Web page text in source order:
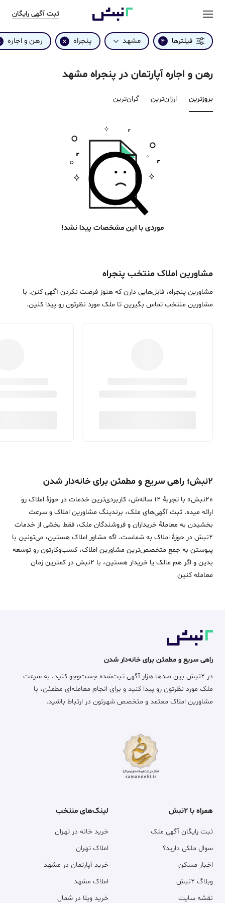
ثبت آگهی رایگان
فیلترها 4 مشهد پنجراه رهن و اجاره
رهن و اجاره آپارتمان در پنجراه مشهد
بروزترین‌ ارزان‌ترین گران‌ترین
موردی با این مشخصات پیدا نشد!
مشاورین املاک منتخب پنجراه
مشاورین پنجراه، فایل‌هایی دارن که هنوز فرصت نکردن آگهی کنن. با
مشاورین منتخب تماس بگیرین تا ملک مورد نظرتون رو پیدا کنین.
۲نبش؛ راهی سریع و مطمئن برای خانه‌دار شدن
«2نبش» با تجربۀ 12 ساله‌ش، کاربردی‌ترین خدمات در حوزۀ املاک رو
ارائه میده. ثبت آگهی‌های ملک، برندینگ مشاورین املاک و سرعت
بخشیدن به معاملۀ خریداران و فروشندگان ملک، فقط بخشی از خدمات
2نبش در حوزۀ املاک به شماست. اگه مشاور املاک هستین، می‌تونین با
پیوستن به جمع متخصص‌ترین مشاورین املاک، کسب‌وکارتون رو توسعه
بدین و اگر هم مالک یا خریدار هستین، با 2نبش در کمترین زمان
معامله‌ کنین
راهی سریع و مطمئن برای خانه‌دار شدن
در ۲نبش بین صدها هزار آگهی ثبت‌شده جست‌وجو کنید، به سرعت
ملک مورد نظرتون رو پیدا کنید و برای انجام معامله‌ای مطمئن، با
مشاورین املاک معتمد و متخصص شهرتون در ارتباط باشید.
همراه با ۲نبش
ثبت رایگان آگهی ملک
سوال ملکی دارید؟
اخبار مسکن
وبلاگ ۲نبش
نقشه سایت
لینک‌های منتخب
خرید خانه در تهران
املاک تهران
خرید آپارتمان در مشهد
املاک مشهد
خرید ویلا در شمال